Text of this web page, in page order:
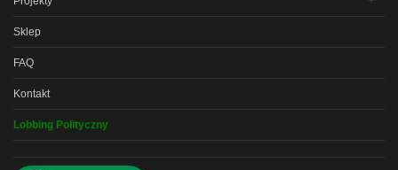
Sklep
FAQ
Kontakt
Lobbing Polityczny